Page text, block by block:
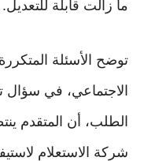
ما زالت قابلة للتعديل.
توضح الأسئلة
الاجتماعي، في سؤال
الطلب، أن المتقدم
شركة الاستعلام